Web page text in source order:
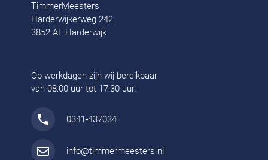
TimmerMeesters
Harderwijkerweg 242
3852 AL Harderwijk
Op werkdagen zijn wij bereikbaar
van 08:00 uur tot 17:30 uur.
0341-437034
info@timmermeesters.nl